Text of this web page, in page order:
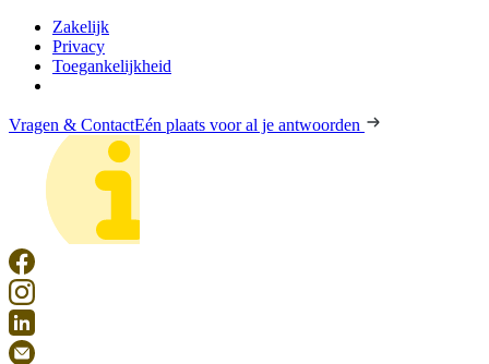
Zakelijk
Privacy
Toegankelijkheid
Vragen & ContactEén plaats voor al je antwoorden